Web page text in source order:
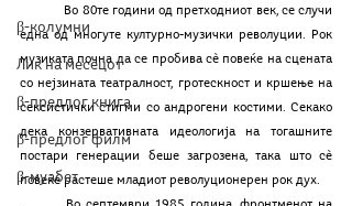
β-колумни
Лик на месецот
β-предлог книга
β-предлог филм
β-муабет
една од многуте културно-музички револуции. Рок
музиката почна да се пробива сѐ повеќе на сцената
со нејзината театралност, гротескност и кршење на
сексистички стигми со андрогени костими. Секако
дека конзервативната идеологија на тогашните
постари генерации беше загрозена, така што сѐ
повеќе растеше младиот револуционерен рок дух.